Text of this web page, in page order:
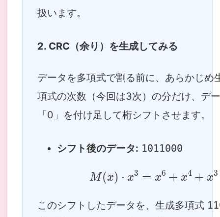
扱います。
2. CRC（余り）を生成してみる
データを多項式で割る前に、あらかじめ
項式の次数（今回は3次）の分だけ、デ
「0」を付け足して桁シフトさせます。
シフト後のデータ: 1011000
M(x) x3 x6 + x4 + x
このシフトしたデータを、生成多項式